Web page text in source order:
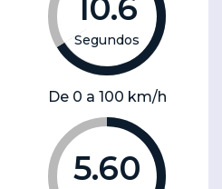
10.6
Segundos
De 0 a 100 km/h
5.60